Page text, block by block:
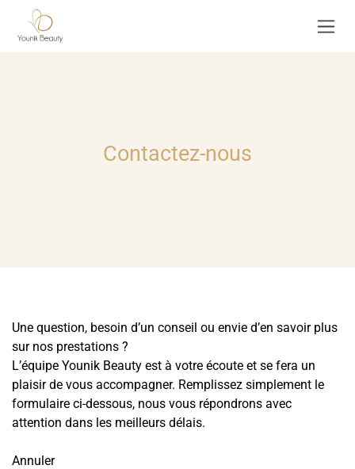
Se rendre au contenu
Contactez-nous
Une question, besoin d’un conseil ou envie d’en savoir plus
sur nos prestations ?
L’équipe Younik Beauty est à votre écoute et se fera un
plaisir de vous accompagner. Remplissez simplement le
formulaire ci-dessous, nous vous répondrons avec
attention dans les meilleurs délais.
Annuler